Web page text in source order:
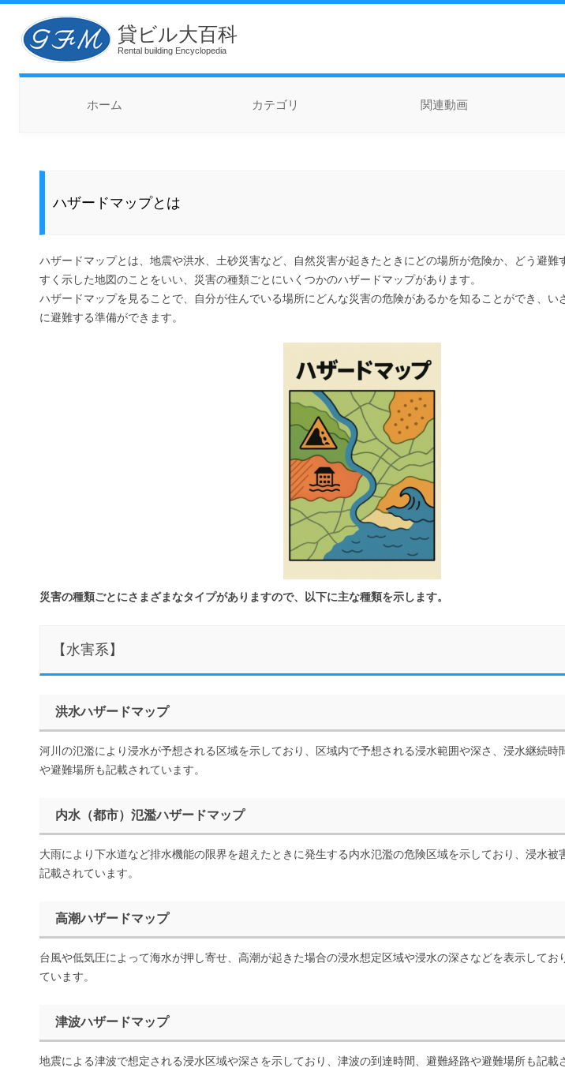
貸ビル大百科
Rental building Encyclopedia
コンテンツへスキップ
ホーム カテゴリ 関連動画
ハザードマップとは
ハザードマップとは、地震や洪水、土砂災害など、自然災害が起きたときにどの場所が危険か、どう避難
すく示した地図のことをいい、災害の種類ごとにいくつかのハザードマップがあります。
ハザードマップを見ることで、自分が住んでいる場所にどんな災害の危険があるかを知ることができ、い
に避難する準備ができます。
災害の種類ごとにさまざまなタイプがありますので、以下に主な種類を示します。
【水害系】
洪水ハザードマップ
河川の氾濫により浸水が予想される区域を示しており、区域内で予想される浸水範囲や深さ、浸水継続時
や避難場所も記載されています。
内水（都市）氾濫ハザードマップ
大雨により下水道など排水機能の限界を超えたときに発生する内水氾濫の危険区域を示しており、浸水被
記載されています。
高潮ハザードマップ
台風や低気圧によって海水が押し寄せ、高潮が起きた場合の浸水想定区域や浸水の深さなどを表示してお
ています。
津波ハザードマップ
地震による津波で想定される浸水区域や深さを示しており、津波の到達時間、避難経路や避難場所も記載